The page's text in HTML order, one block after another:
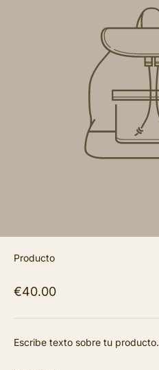
Producto
€40.00
Escribe texto sobre tu producto.